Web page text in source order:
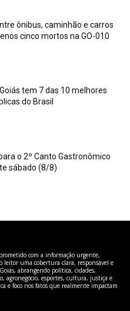
ônibus, caminhão e carros
cinco mortos na GO-010
tem 7 das 10 melhores
do Brasil
o 2º Canto Gastronômico
sábado (8/8)
com a informação urgente,
leitor uma cobertura clara, responsável e
abrangendo política, cidades,
agronegócio, esportes, cultura, justiça e
e foco nos fatos que realmente impactam